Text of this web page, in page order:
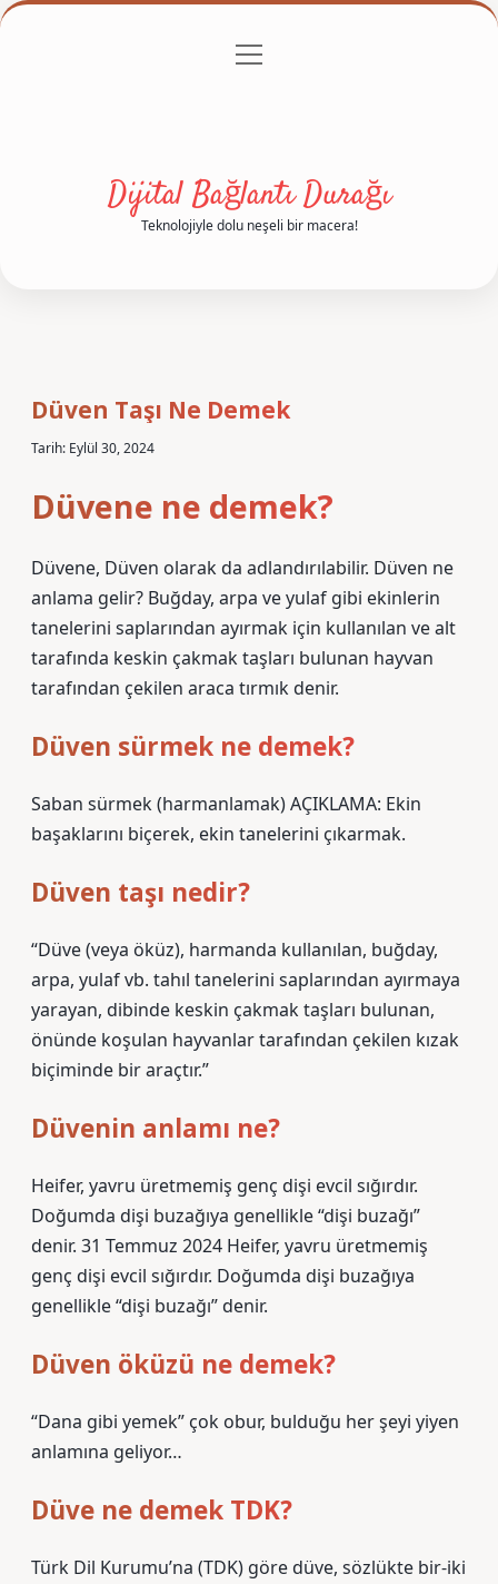
Gizlilik Politikası
menüyü
Dijital Bağlantı Durağı
Teknolojiyle dolu neşeli bir macera!
Düven Taşı Ne Demek
Tarih: Eylül 30, 2024
Düvene ne demek?
Düvene, Düven olarak da adlandırılabilir. Düven ne
anlama gelir? Buğday, arpa ve yulaf gibi ekinlerin
tanelerini saplarından ayırmak için kullanılan ve alt
tarafında keskin çakmak taşları bulunan hayvan
tarafından çekilen araca tırmık denir.
Düven sürmek ne demek?
Saban sürmek (harmanlamak) AÇIKLAMA: Ekin
başaklarını biçerek, ekin tanelerini çıkarmak.
Düven taşı nedir?
“Düve (veya öküz), harmanda kullanılan, buğday,
arpa, yulaf vb. tahıl tanelerini saplarından ayırmaya
yarayan, dibinde keskin çakmak taşları bulunan,
önünde koşulan hayvanlar tarafından çekilen kızak
biçiminde bir araçtır.”
Düvenin anlamı ne?
Heifer, yavru üretmemiş genç dişi evcil sığırdır.
Doğumda dişi buzağıya genellikle “dişi buzağı”
denir. 31 Temmuz 2024 Heifer, yavru üretmemiş
genç dişi evcil sığırdır. Doğumda dişi buzağıya
genellikle “dişi buzağı” denir.
Düven öküzü ne demek?
“Dana gibi yemek” çok obur, bulduğu her şeyi yiyen
anlamına geliyor…
Düve ne demek TDK?
Türk Dil Kurumu’na (TDK) göre düve, sözlükte bir-iki